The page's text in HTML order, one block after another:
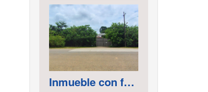
Inmueble con frontis hacia la vía al aeropuerto, es un terreno de forma irregular, cuenta con carretera asfaltada ubicado en la Av. Elmer Faucett km. 6.400, área ha. 2.625 distrito Tambopata, provincia Tambopata y departamento Madre de Dios